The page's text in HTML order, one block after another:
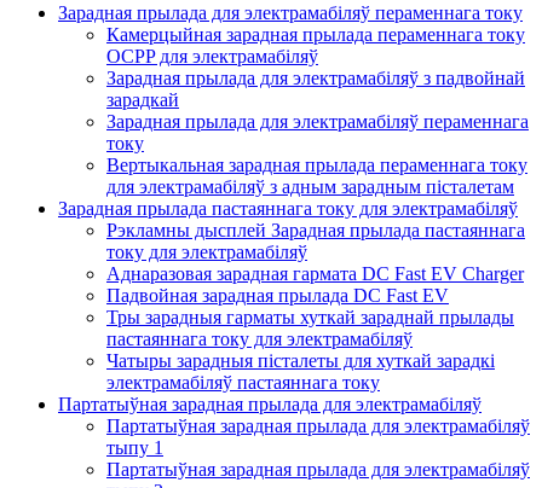
Зарадная прылада для электрамабіляў пераменнага току
Камерцыйная зарадная прылада пераменнага току
OCPP для электрамабіляў
Зарадная прылада для электрамабіляў з падвойнай
зарадкай
Зарадная прылада для электрамабіляў пераменнага
току
Вертыкальная зарадная прылада пераменнага току
для электрамабіляў з адным зарадным пісталетам
Зарадная прылада пастаяннага току для электрамабіляў
Рэкламны дысплей Зарадная прылада пастаяннага
току для электрамабіляў
Аднаразовая зарадная гармата DC Fast EV Charger
Падвойная зарадная прылада DC Fast EV
Тры зарадныя гарматы хуткай зараднай прылады
пастаяннага току для электрамабіляў
Чатыры зарадныя пісталеты для хуткай зарадкі
электрамабіляў пастаяннага току
Партатыўная зарадная прылада для электрамабіляў
Партатыўная зарадная прылада для электрамабіляў
тыпу 1
Партатыўная зарадная прылада для электрамабіляў